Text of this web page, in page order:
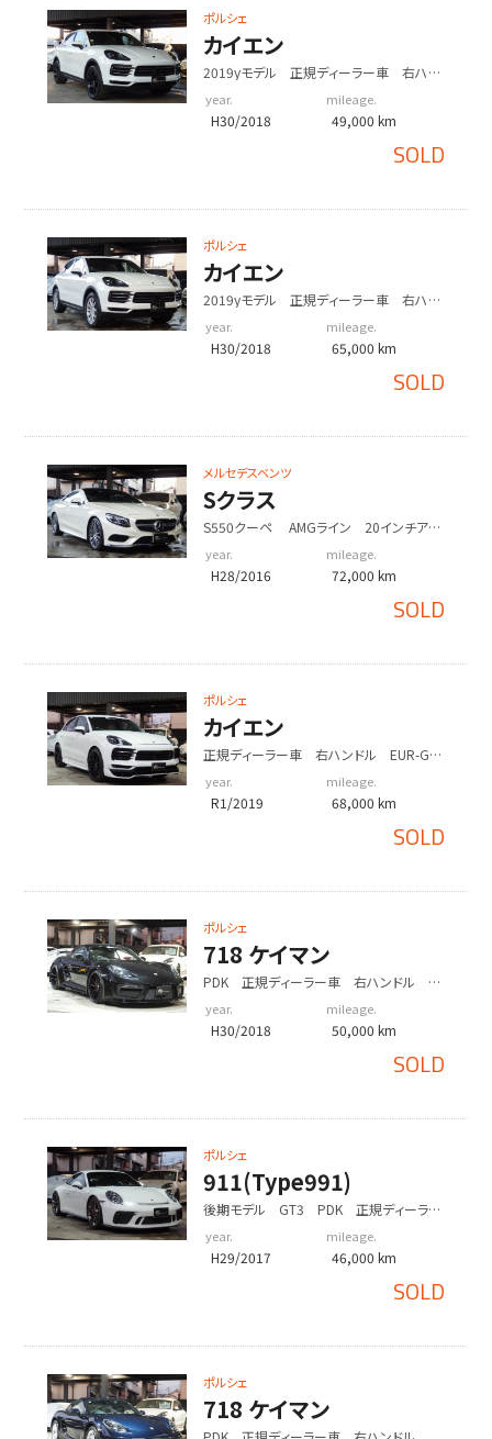
ポルシェ
カイエン
2019yモデル 正規ディーラー車 右ハン
year.
H30/2018
mileage.
49,000 km
SOLD
ポルシェ
カイエン
2019yモデル 正規ディーラー車 右ハン
year.
H30/2018
mileage.
65,000 km
SOLD
メルセデスベンツ
Sクラス
S550クーペ AMGライン 20インチアル
year.
H28/2016
mileage.
72,000 km
SOLD
ポルシェ
カイエン
正規ディーラー車 右ハンドル EUR-GT
year.
R1/2019
mileage.
68,000 km
SOLD
ポルシェ
718 ケイマン
PDK 正規ディーラー車 右ハンドル
year.
H30/2018
mileage.
50,000 km
SOLD
ポルシェ
911(Type991)
後期モデル GT3 PDK 正規ディーラー
year.
H29/2017
mileage.
46,000 km
SOLD
ポルシェ
718 ケイマン